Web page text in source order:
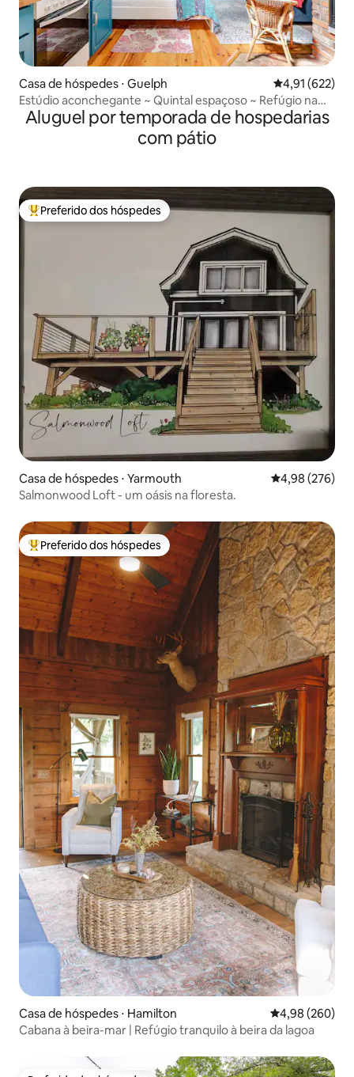
Casa de hóspedes ⋅ Guelph 4,91 de uma
4,91 (622)
Estúdio aconchegante ~ Quintal espaçoso ~ Refúgio na
natureza ~ Ar-condicionado
Aluguel por temporada de hospedarias
com pátio
Entre os melhores preferidos dos hóspedes
Preferido dos hóspedes
Casa de hóspedes ⋅ Yarmouth 4,98 de uma
4,98 (276)
Salmonwood Loft - um oásis na floresta.
Entre os melhores preferidos dos hóspedes
Preferido dos hóspedes
Casa de hóspedes ⋅ Hamilton 4,98 de uma
4,98 (260)
Cabana à beira-mar | Refúgio tranquilo à beira da lagoa